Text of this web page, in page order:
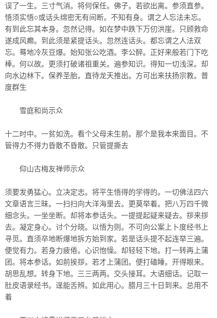
误了一生。三寸气消。将何保任。佛子。若欲出离。参须直参。
悟须实悟○或话头绵密无有间断。不知有身。谓之人忘法未忘。
有到此忘其本身。忽然记得。如在梦中跌下万仞洪崖。只顾救命
遂成风癫。到此须是紧提话头。忽然连话头。都忘谓之人法双
忘。蓦地冷灰豆爆。始知张公吃酒。李公醉。正好来般若门下吃
棒。何以故。更须打破诸祖重关。遍参知识。得知一切浅深。却
向水边林下。保养圣胎。直待龙天推出。方可出来扶扬宗教。普
度群生
雪庭和尚示众
十二时中。一贫如洗。看个父母未生前。那个是我本来面目。不
管得力不得力昏散不昏散。只管提撕去
仰山古梅友禅师示众
须要发勇猛心。立决定志。将平生悟得的学得的。一切佛法四六
文章语言三昧。一扫扫向大洋海里去。更莫举着。把八万四千微
细念头。一坐坐断。却将本参话头。一提提起疑来疑去。拶来拶
去。凝定身心。讨个分晓。以悟为则。不可向公案上卜度经书上
寻觅。直须卒地断爆地拆方始到家。若是话头提不起连举三遍。
便觉有力。若身力疲倦。心识怉懆。却轻轻下地。打一转再上蒲
团。将本参话。如前挨拶。若才上蒲团。便打磕睡。开得眼来。
胡思乱想。转身下地。三三两两。交头接耳。大语细话。记取一
肚皮语录经书。逞能舌辨。如此用心。腊月三十日到来。总用不
着